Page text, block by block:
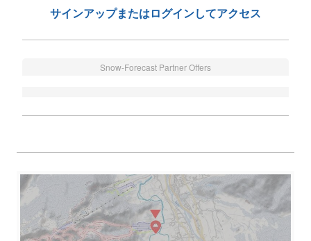
サインアップまたはログインしてアクセス
Snow-Forecast Partner Offers